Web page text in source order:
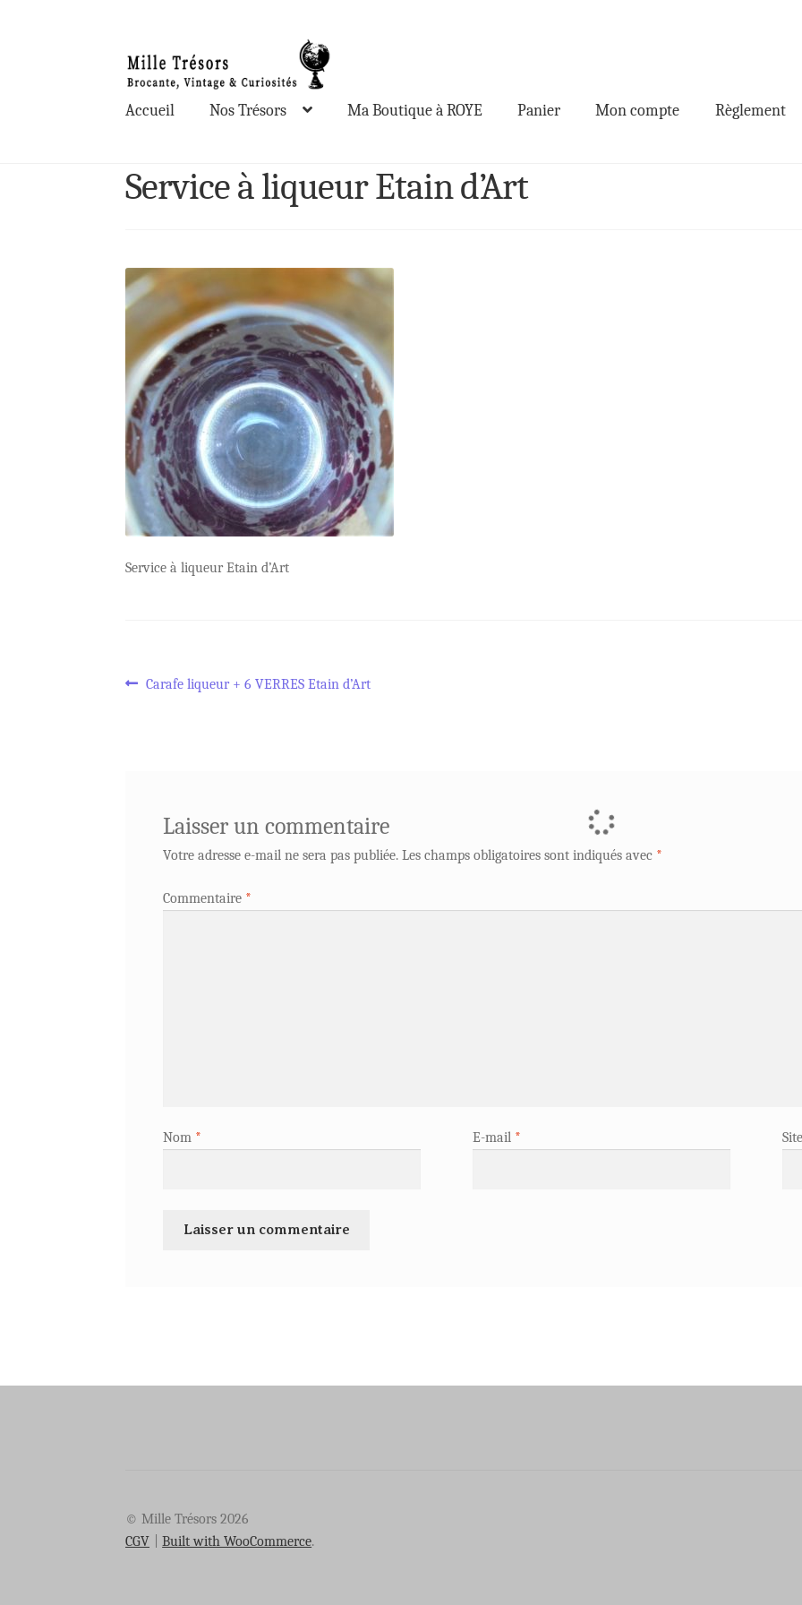
à
la
navigation
au
contenu
Accueil Nos Trésors Ma Boutique à ROYE Panier Mon compte Règlement
Service à liqueur Etain d’Art
Service à liqueur Etain d’Art
Navigation
Article
Carafe liqueur + 6 VERRES Etain d’Art
Laisser un commentaire
Votre adresse e-mail ne sera pas publiée. Les champs obligatoires sont indiqués avec *
Commentaire *
Nom * E-mail *
© Mille Trésors 2026
CGV
Built with WooCommerce.